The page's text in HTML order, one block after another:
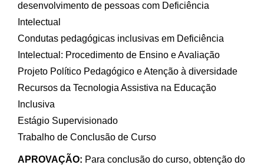
desenvolvimento de pessoas com Deficiência
Intelectual
Condutas pedagógicas inclusivas em Deficiência
Intelectual: Procedimento de Ensino e Avaliação
Projeto Político Pedagógico e Atenção à diversidade
Recursos da Tecnologia Assistiva na Educação
Inclusiva
Estágio Supervisionado
Trabalho de Conclusão de Curso
APROVAÇÃO: Para conclusão do curso, obtenção do